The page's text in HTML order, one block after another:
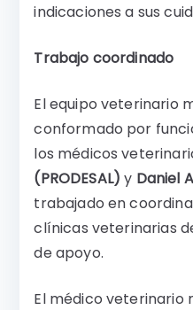
indicaciones a sus
Trabajo coordinado
El equipo veterinario
conformado por
los médicos
(PRODESAL) y Daniel
trabajado en
clínicas veterinarias
de apoyo.
El médico veterinario